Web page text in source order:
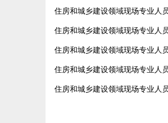
住房和城乡建设领域现场专业人
住房和城乡建设领域现场专业人
住房和城乡建设领域现场专业人
住房和城乡建设领域现场专业人
住房和城乡建设领域现场专业人